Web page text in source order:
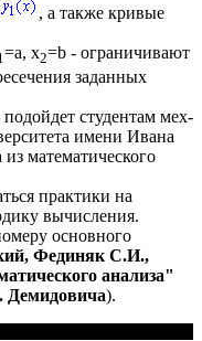
, а также кривые
=a, x2=b - ограничивают
заданных
студентам мех-
имени Ивана
математического
практики на
вычисления.
основного
, Фединяк С.И.,
анализа"
Демидовича).